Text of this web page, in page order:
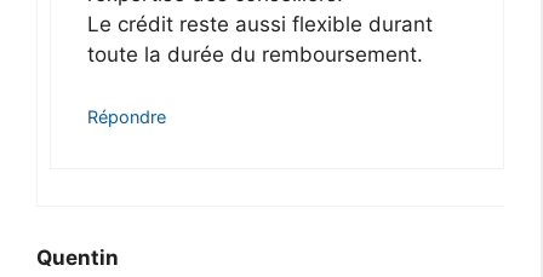
Le crédit reste aussi flexible durant
toute la durée du remboursement.
Répondre
Quentin